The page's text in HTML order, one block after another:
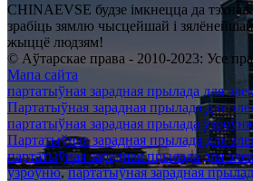
CHINAEVSE будзе імкнецца да
зрабіць зямлю чысцейшай і
жыццё людзям!
© Аўтарскае права - 2010-2023: Усе
Мапа сайта
партатыўная зарадная прылада для
Партатыўная зарадная прылада для
партатыўная зарадная прылада
Партатыўная зарадная прылада для
партатыўная зарадная прылада для
ўзроўню,партатыўная зарадная